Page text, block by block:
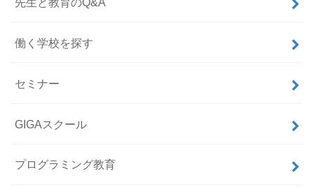
働く学校を探す
セミナー
GIGAスクール
プログラミング教育